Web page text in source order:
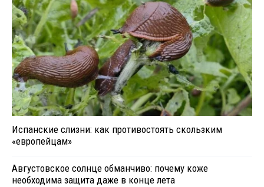
Испанские слизни: как противостоять скользким
«европейцам»
Августовское солнце обманчиво: почему коже
необходима защита даже в конце лета